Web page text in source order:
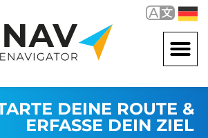
DEINE ROUTE &
ERFASSE DEIN ZIEL